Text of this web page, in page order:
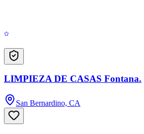
LIMPIEZA DE CASAS Fontana.
San Bernardino, CA